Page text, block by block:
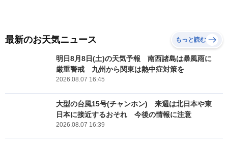
最新のお天気ニュース もっと読む
明日8月8日(土)の天気予報 南西諸島は暴風雨に
厳重警戒 九州から関東は熱中症対策を
2026.08.07 16:45
大型の台風15号(チャンホン) 来週は北日本や東
日本に接近するおそれ 今後の情報に注意
2026.08.07 16:39